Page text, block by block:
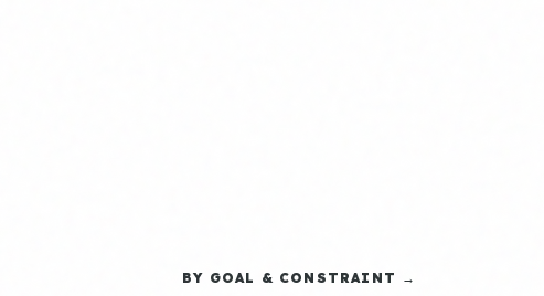
BY GOAL & CONSTRAINT →